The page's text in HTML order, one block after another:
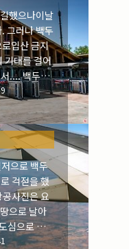
했으나이날
그러나 백두
입산 금지
기대를 걸어
.... 백두산
으로 백두
걱젇을 했
사진은 요
으로 날아
심으로 들어
풍경입니